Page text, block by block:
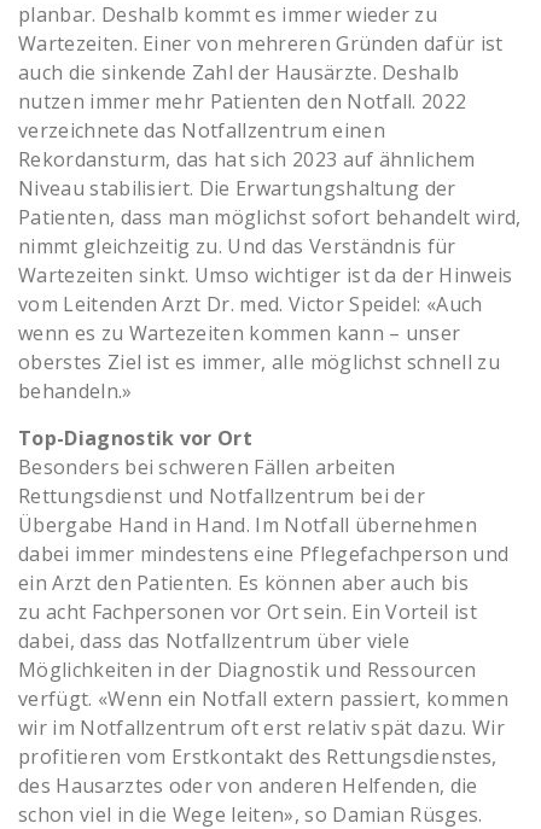
planbar. Deshalb kommt es immer wieder zu
Wartezeiten. Einer von mehreren Gründen dafür ist
auch die sinkende Zahl der Hausärzte. Deshalb
nutzen immer mehr Patienten den Notfall. 2022
verzeichnete das Notfallzentrum einen
Rekordansturm, das hat sich 2023 auf ähnlichem
Niveau stabilisiert. Die Erwartungshaltung der
Patienten, dass man möglichst sofort behandelt wird,
nimmt gleichzeitig zu. Und das Verständnis für
Wartezeiten sinkt. Umso wichtiger ist da der Hinweis
vom Leitenden Arzt Dr. med. Victor Speidel: «Auch
wenn es zu Wartezeiten kommen kann – unser
oberstes Ziel ist es immer, alle möglichst schnell zu
behandeln.»
Top-Diagnostik vor Ort
Besonders bei schweren Fällen arbeiten
Rettungsdienst und Notfallzentrum bei der
Übergabe Hand in Hand. Im Notfall übernehmen
dabei immer mindestens eine Pflegefachperson und
ein Arzt den Patienten. Es können aber auch bis
zu acht Fachpersonen vor Ort sein. Ein Vorteil ist
dabei, dass das Notfallzentrum über viele
Möglichkeiten in der Diagnostik und Ressourcen
verfügt. «Wenn ein Notfall extern passiert, kommen
wir im Notfallzentrum oft erst relativ spät dazu. Wir
profitieren vom Erstkontakt des Rettungsdienstes,
des Hausarztes oder von anderen Helfenden, die
schon viel in die Wege leiten», so Damian Rüsges.